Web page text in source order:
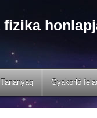
fizika
Tananyag Gyakorló